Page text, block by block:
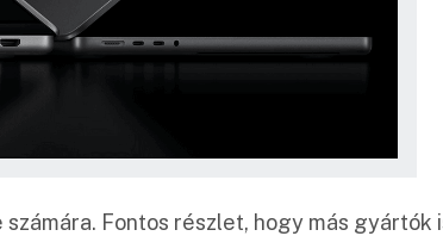
Fontos részlet, hogy más gyártók